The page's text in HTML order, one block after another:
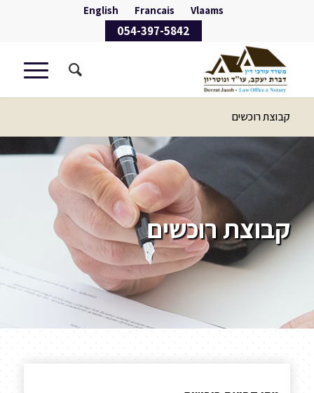
Vlaams
Francais
English
054-397-5842
קבוצת רוכשים
קבוצת רוכשים